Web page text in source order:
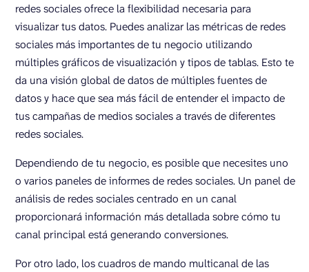
redes sociales ofrece la flexibilidad necesaria para
visualizar tus datos. Puedes analizar las métricas de redes
sociales más importantes de tu negocio utilizando
múltiples gráficos de visualización y tipos de tablas. Esto te
da una visión global de datos de múltiples fuentes de
datos y hace que sea más fácil de entender el impacto de
tus campañas de medios sociales a través de diferentes
redes sociales.
Dependiendo de tu negocio, es posible que necesites uno
o varios paneles de informes de redes sociales. Un panel de
análisis de redes sociales centrado en un canal
proporcionará información más detallada sobre cómo tu
canal principal está generando conversiones.
Por otro lado, los cuadros de mando multicanal de las